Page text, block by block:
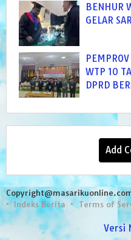
BENHUR
GELAR
WTP 10
DPRD
Add
Indeks Berita
Terms of
Versi